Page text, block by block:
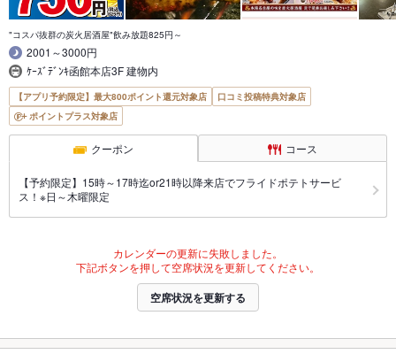
"コスパ抜群の炭火居酒屋"飲み放題825円～
2001～3000円
ｹｰｽﾞﾃﾞﾝｷ函館本店3F 建物内
【アプリ予約限定】最大800ポイント還元対象店
口コミ投稿特典対象店
ポイントプラス対象店
クーポン コース
【予約限定】15時～17時迄or21時以降来店でフライドポテトサービ
ス！※日～木曜限定
カレンダーの更新に失敗しました。
下記ボタンを押して空席状況を更新してください。
空席状況を更新する